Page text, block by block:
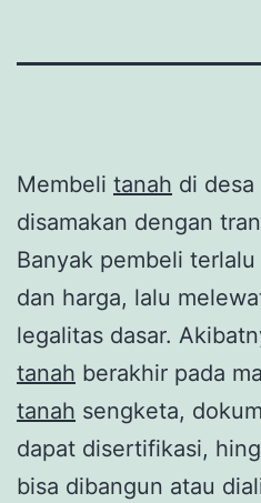
Membeli tanah di desa
disamakan dengan
Banyak pembeli
dan harga, lalu
legalitas dasar.
tanah berakhir pada
tanah sengketa,
dapat disertifikasi,
bisa dibangun atau